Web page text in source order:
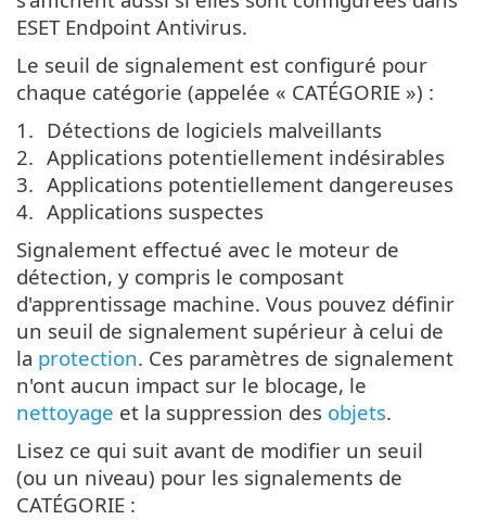
ESET Endpoint Antivirus.
Le seuil de signalement est configuré pour
chaque catégorie (appelée « CATÉGORIE ») :
Détections de logiciels malveillants
Applications potentiellement indésirables
Applications potentiellement dangereuses
Applications suspectes
Signalement effectué avec le moteur de
détection, y compris le composant
d'apprentissage machine. Vous pouvez définir
un seuil de signalement supérieur à celui de
la protection. Ces paramètres de signalement
n'ont aucun impact sur le blocage, le
nettoyage et la suppression des objets.
Lisez ce qui suit avant de modifier un seuil
(ou un niveau) pour les signalements de
CATÉGORIE :